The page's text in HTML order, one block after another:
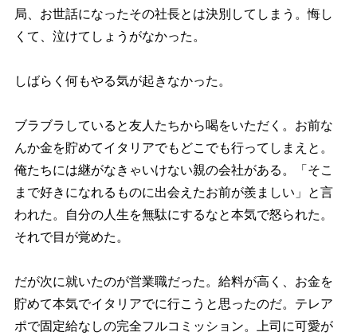
局、お世話になったその社長とは決別してしまう。悔し
くて、泣けてしょうがなかった。
しばらく何もやる気が起きなかった。
ブラブラしていると友人たちから喝をいただく。お前な
んか金を貯めてイタリアでもどこでも行ってしまえと。
俺たちには継がなきゃいけない親の会社がある。「そこ
まで好きになれるものに出会えたお前が羨ましい」と言
われた。自分の人生を無駄にするなと本気で怒られた。
それで目が覚めた。
だが次に就いたのが営業職だった。給料が高く、お金を
貯めて本気でイタリアでに行こうと思ったのだ。テレア
ポで固定給なしの完全フルコミッション。上司に可愛が